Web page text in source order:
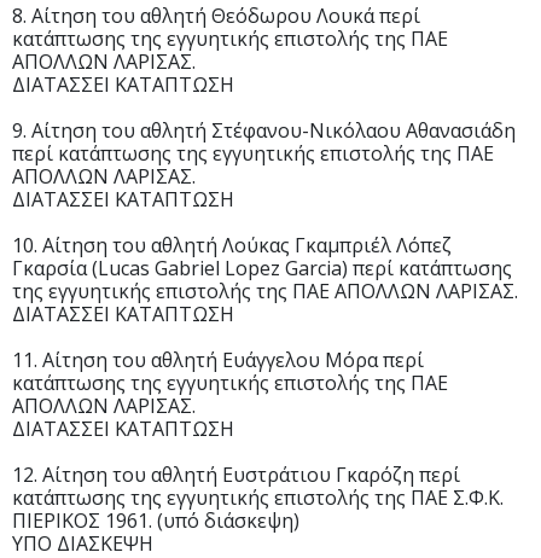
8. Αίτηση του αθλητή Θεόδωρου Λουκά περί
κατάπτωσης της εγγυητικής επιστολής της ΠΑΕ
ΑΠΟΛΛΩΝ ΛΑΡΙΣΑΣ.
ΔΙΑΤΑΣΣΕΙ ΚΑΤΑΠΤΩΣΗ
9. Αίτηση του αθλητή Στέφανου-Νικόλαου Αθανασιάδη
περί κατάπτωσης της εγγυητικής επιστολής της ΠΑΕ
ΑΠΟΛΛΩΝ ΛΑΡΙΣΑΣ.
ΔΙΑΤΑΣΣΕΙ ΚΑΤΑΠΤΩΣΗ
10. Αίτηση του αθλητή Λούκας Γκαμπριέλ Λόπεζ
Γκαρσία (Lucas Gabriel Lopez Garcia) περί κατάπτωσης
της εγγυητικής επιστολής της ΠΑΕ ΑΠΟΛΛΩΝ ΛΑΡΙΣΑΣ.
ΔΙΑΤΑΣΣΕΙ ΚΑΤΑΠΤΩΣΗ
11. Αίτηση του αθλητή Ευάγγελου Μόρα περί
κατάπτωσης της εγγυητικής επιστολής της ΠΑΕ
ΑΠΟΛΛΩΝ ΛΑΡΙΣΑΣ.
ΔΙΑΤΑΣΣΕΙ ΚΑΤΑΠΤΩΣΗ
12. Αίτηση του αθλητή Ευστράτιου Γκαρόζη περί
κατάπτωσης της εγγυητικής επιστολής της ΠΑΕ Σ.Φ.Κ.
ΠΙΕΡΙΚΟΣ 1961. (υπό διάσκεψη)
ΥΠΟ ΔΙΑΣΚΕΨΗ